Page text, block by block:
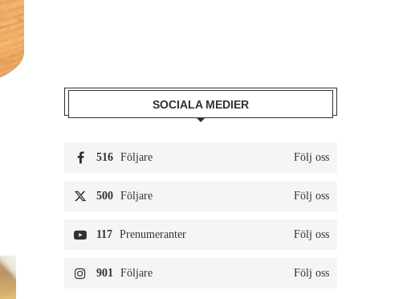
SOCIALA MEDIER
516 Följare Följ oss
500 Följare Följ oss
117 Prenumeranter Följ oss
901 Följare Följ oss